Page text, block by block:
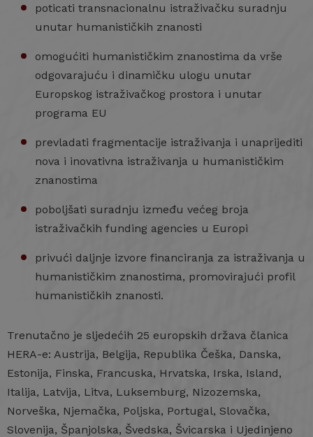
poticati transnacionalnu istraživačku suradnju
unutar humanističkih znanosti
omogućiti humanističkim znanostima da vrše
odgovarajuću i dinamičku ulogu unutar
Europskog istraživačkog prostora i unutar
programa EU
prevladati fragmentacije istraživanja i unaprijediti
nova i inovativna istraživanja u humanističkim
znanostima
poboljšati suradnju između većeg broja
istraživačkih funding agencies u Europi
privući daljnje izvore financiranja za istraživanja u
humanističkim znanostima, promovirajući profil
humanističkih znanosti.
Trenutačno je sljedećih 25 europskih država članica
HERA-e: Austrija, Belgija, Republika Češka, Danska,
Estonija, Finska, Francuska, Hrvatska, Irska, Island,
Italija, Latvija, Litva, Luksemburg, Nizozemska,
Norveška, Njemačka, Poljska, Portugal, Slovačka,
Slovenija, Španjolska, Švedska, Švicarska i Ujedinjeno